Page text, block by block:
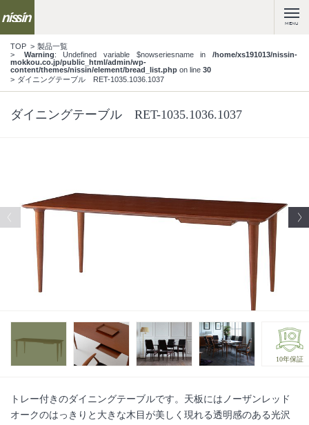
MENU
TOP
製品一覧
Warning: Undefined variable $nowseriesname in/home/xs191013/nissin-
mokkou.co.jp/public_html/admin/wp-
content/themes/nissin/element/bread_list.php on line 30
ダイニングテーブル RET-1035.1036.1037
ダイニングテーブル RET-1035.1036.1037
10年保証
トレー付きのダイニングテーブルです。天板にはノーザンレッド
オークのはっきりと大きな木目が美しく現れる透明感のある光沢